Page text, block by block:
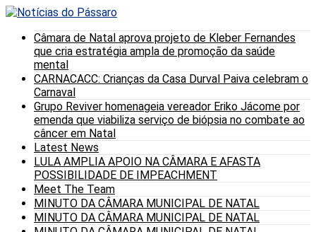
Câmara de Natal aprova projeto de Kleber Fernandes
que cria estratégia ampla de promoção da saúde
mental
CARNACACC: Crianças da Casa Durval Paiva celebram o
Carnaval
Grupo Reviver homenageia vereador Eriko Jácome por
emenda que viabiliza serviço de biópsia no combate ao
câncer em Natal
Latest News
LULA AMPLIA APOIO NA CÂMARA E AFASTA
POSSIBILIDADE DE IMPEACHMENT
Meet The Team
MINUTO DA CÂMARA MUNICIPAL DE NATAL
MINUTO DA CÂMARA MUNICIPAL DE NATAL